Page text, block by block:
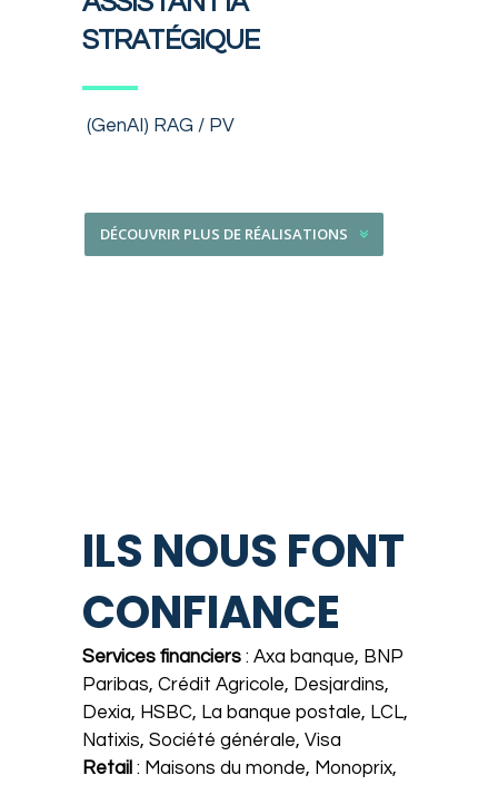
STRATÉGIQUE
(GenAI) RAG / PV
DÉCOUVRIR PLUS DE RÉALISATIONS
ILS NOUS FONT
CONFIANCE
Services financiers : Axa banque, BNP
Paribas, Crédit Agricole, Desjardins,
Dexia, HSBC, La banque postale, LCL,
Natixis, Société générale, Visa
Retail : Maisons du monde, Monoprix,